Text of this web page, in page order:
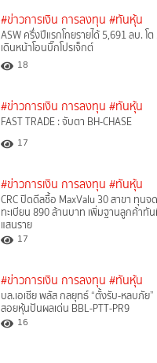
#ข่าวการเงิน การลงทุน #ทันหุ้น
ASW ครึ่งปีแรกโกยรายได้ 5,691 ลบ. โต
เดินหน้าโอนบิ๊กโปรเจ็กต์
18
#ข่าวการเงิน การลงทุน #ทันหุ้น
FAST TRADE : จับตา BH-CHASE
17
#ข่าวการเงิน การลงทุน #ทันหุ้น
CRC ปิดดีลซื้อ MaxValu 30 สาขา ทุนจด
ทะเบียน 890 ล้านบาท เพิ่มฐานลูกค้าทั
แสนราย
17
#ข่าวการเงิน การลงทุน #ทันหุ้น
บล.เอเซีย พลัส กลยุทธ์ “ตั้งรับ-หลบภัย”
สอยหุ้นปันผลเด่น BBL-PTT-PR9
16